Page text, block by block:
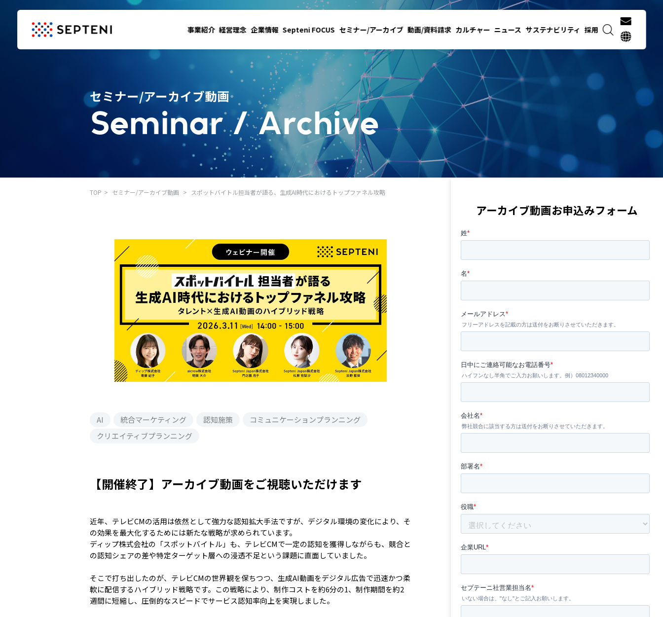
事業紹介 経営理念 企業情報 Septeni FOCUS セミナー/アーカイブ 動画/資料請求 カルチャー ニュース サステナビリティ 採用
セミナー/アーカイブ動画
Seminar / Archive
TOP セミナー/アーカイブ動画 スポットバイトル担当者が語る、生成AI時代におけるトップファネル攻略
AI 統合マーケティング 認知施策
コミュニケーションプランニング
クリエイティブプランニング
【開催終了】アーカイブ動画をご視聴いただけます
近年、テレビCMの活用は依然として強力な認知拡大手法ですが、デジタル環境の変化により、そ
の効果を最大化するためには新たな戦略が求められています。
ディップ株式会社の「スポットバイトル」も、テレビCMで一定の認知を獲得しながらも、競合と
の認知シェアの差や特定ターゲット層への浸透不足という課題に直面していました。
そこで打ち出したのが、テレビCMの世界観を保ちつつ、生成AI動画をデジタル広告で迅速かつ柔
軟に配信するハイブリッド戦略です。この戦略により、制作コストを約6分の1、制作期間を約2
週間に短縮し、圧倒的なスピードでサービス認知率向上を実現しました。
アーカイブ動画お申込みフォーム